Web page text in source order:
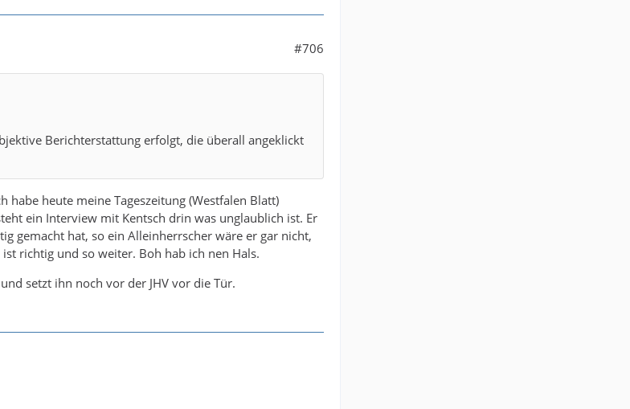
#706
Berichterstattung erfolgt, die überall angeklickt
habe heute meine Tageszeitung (Westfalen Blatt)
ein Interview mit Kentsch drin was unglaublich ist. Er
gemacht hat, so ein Alleinherrscher wäre er gar nicht,
richtig und so weiter. Boh hab ich nen Hals.
setzt ihn noch vor der JHV vor die Tür.